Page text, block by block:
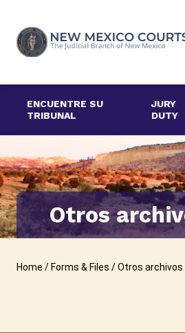
contenido
ENCUENTRE SU
TRIBUNAL
JURY
DUTY
Otros
Home / Forms & Files /Otros archivos